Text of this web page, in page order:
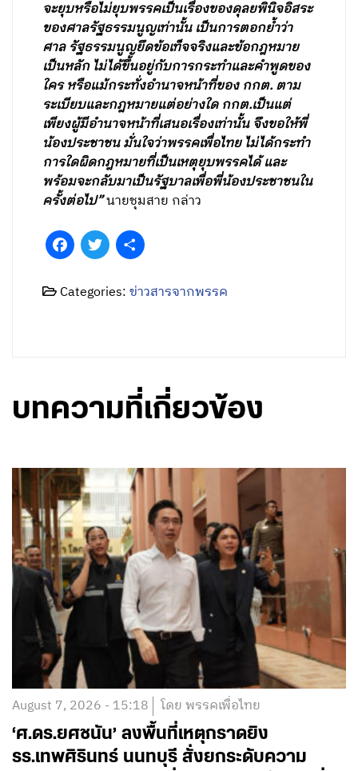
จะยุบหรือไม่ยุบพรรคเป็นเรื่องของดุลยพินิจอิสระ
ของศาลรัฐธรรมนูญเท่านั้น เป็นการตอกย้ำว่า
ศาล รัฐธรรมนูญยึดข้อเท็จจริงและข้อกฎหมาย
เป็นหลัก ไม่ได้ขึ้นอยู่กับการกระทำและคำพูดของ
ใคร หรือแม้กระทั่งอำนาจหน้าที่ของ กกต. ตาม
ระเบียบและกฎหมายแต่อย่างใด กกต.เป็นแต่
เพียงผู้มีอำนาจหน้าที่เสนอเรื่องเท่านั้น จึงขอให้พี่
น้องประชาชน มั่นใจว่าพรรคเพื่อไทย ไม่ได้กระทำ
การใดผิดกฎหมายที่เป็นเหตุยุบพรรคได้ และ
พร้อมจะกลับมาเป็นรัฐบาลเพื่อพี่น้องประชาชนใน
ครั้งต่อไป”นายชุมสาย กล่าว
FacebookTwitter
Categories:ข่าวสารจากพรรค
บทความที่เกี่ยวข้อง
August 7, 2026 - 15:18 โดย พรรคเพื่อไทย
‘ศ.ดร.ยศชนัน’ ลงพื้นที่เหตุกราดยิง
รร.เทพศิรินทร์ นนทบุรี สั่งยกระดับความ